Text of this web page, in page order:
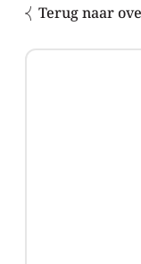
Terug naar